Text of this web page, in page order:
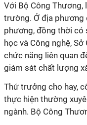
Với Bộ Công Thương,
trường. Ở địa
phương, đồng thời có
học và Công nghệ,
chức năng liên quan
giám sát chất lượng
Thứ trưởng cho hay,
thực hiện thường
ngành. Bộ Công